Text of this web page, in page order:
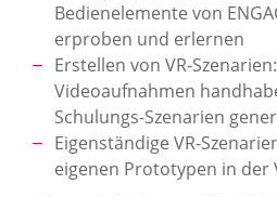
Bedienelemente von
erproben und erlernen
Erstellen von VR-
Videoaufnahmen
Schulungs-Szenarien
Eigenständige VR-
eigenen Prototypen in der